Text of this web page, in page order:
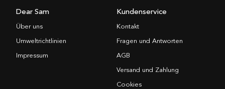
Dear Sam
Über uns
Umweltrichtlinien
Impressum
Kundenservice
Kontakt
Fragen und Antworten
AGB
Versand und Zahlung
Cookies